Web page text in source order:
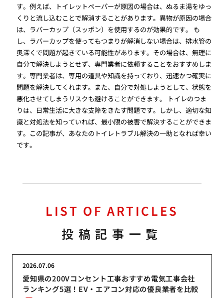
す。例えば、トイレットペーパーが原因の場合は、ぬるま湯をゆっ
くりと流し込むことで解消することがあります。異物が原因の場合
は、ラバーカップ（スッポン）を使用するのが効果的です。 も
し、ラバーカップを使ってもつまりが解消しない場合は、排水管の
奥深くで問題が起きている可能性があります。その場合は、無理に
自分で解決しようとせず、専門業者に依頼することをおすすめしま
す。専門業者は、専用の道具や知識を持っており、迅速かつ確実に
問題を解決してくれます。また、自分で対処しようとして、状態を
悪化させてしまうリスクも避けることができます。 トイレのつま
りは、日常生活に大きな支障をきたす問題です。しかし、適切な知
識と対処法を知っていれば、最小限の被害で解決することができま
す。この記事が、あなたのトイレトラブル解決の一助となれば幸い
です。
LIST OF ARTICLES
投稿記事一覧
愛知県の200Vコンセント工事おすすめ電気工事会社
ランキング5選！EV・エアコン対応の優良業者を比較
2026.07.06